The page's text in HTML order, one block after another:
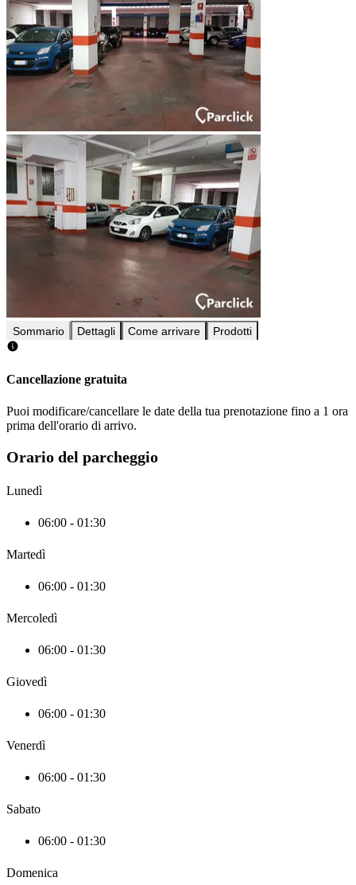
Sommario Dettagli Come arrivare Prodotti
Cancellazione gratuita
Puoi modificare/cancellare le date della tua prenotazione fino a 1 ora
prima dell'orario di arrivo.
Orario del parcheggio
Lunedì
06:00 - 01:30
Martedì
06:00 - 01:30
Mercoledì
06:00 - 01:30
Giovedì
06:00 - 01:30
Venerdì
06:00 - 01:30
Sabato
06:00 - 01:30
Domenica